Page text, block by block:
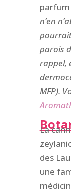
parfum
n’en
parois
rappel,
MFP).
La
des
une